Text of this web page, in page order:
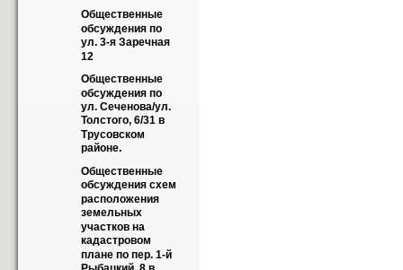
Общественные
обсуждения по
ул. 3-я Заречная
12
Общественные
обсуждения по
ул. Сеченова/ул.
Толстого, 6/31 в
Трусовском
районе.
Общественные
обсуждения схем
расположения
земельных
участков на
кадастровом
плане по пер. 1-й